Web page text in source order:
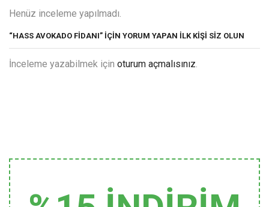
Henüz inceleme yapılmadı.
“HASS AVOKADO FIDANI” IÇIN YORUM YAPAN ILK KIŞI SIZ OLUN
İnceleme yazabilmek için oturum açmalısınız.